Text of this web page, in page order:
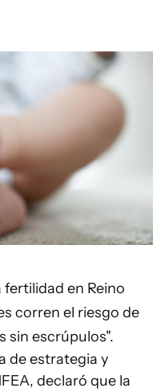
en Reino
corren el riesgo de
sin escrúpulos".
de estrategia y
declaró que la